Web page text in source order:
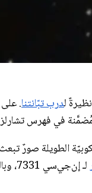
لدرب تبّانتنا. على بُعد 50 مليون سنة
في فهرس
الطويلة صورٌ